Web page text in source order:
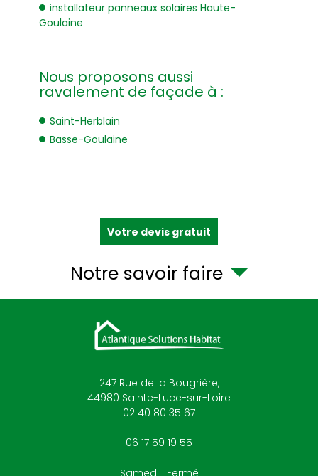
installateur panneaux solaires Haute-
Goulaine
Nous proposons aussi
ravalement de façade à :
Saint-Herblain
Basse-Goulaine
Votre devis gratuit
Notre savoir faire
247 Rue de la Bougrière,
44980 Sainte-Luce-sur-Loire
02 40 80 35 67
06 17 59 19 55
Samedi : Fermé